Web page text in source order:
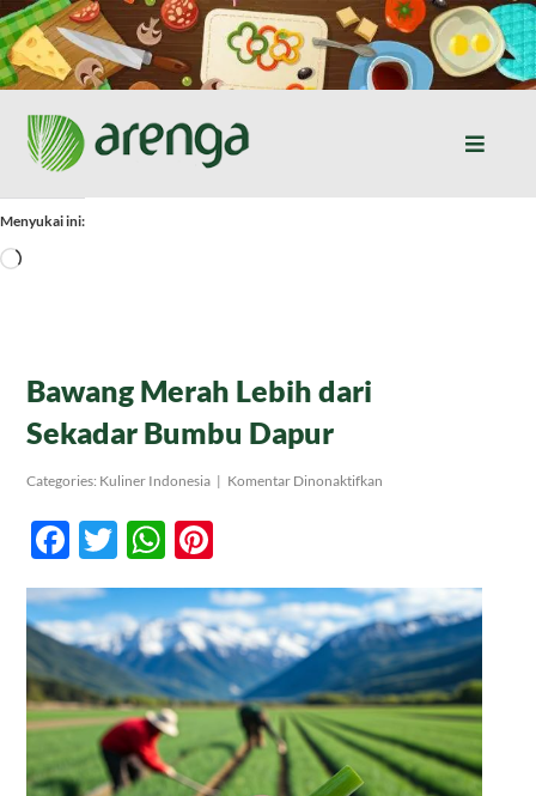
Skip
to
content
Toggle
Home
Tentang Kami
Produk
Kontak
Menyukai ini:
Memuat...
Bawang Merah Lebih dari
Sekadar Bumbu Dapur
Categories: Kuliner Indonesia | Komentar Dinonaktifkan
Bumbu
Dapur
Facebook
TwitterWhatsApp